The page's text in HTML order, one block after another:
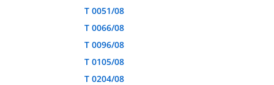
T 0051/08
T 0066/08
T 0096/08
T 0105/08
T 0204/08